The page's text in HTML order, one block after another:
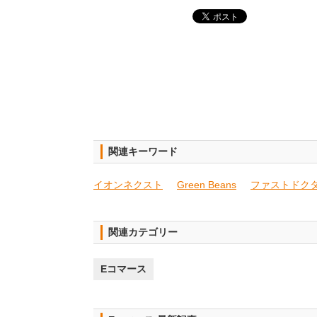
関連キーワード
イオンネクスト Green Beans ファストドク
関連カテゴリー
Eコマース